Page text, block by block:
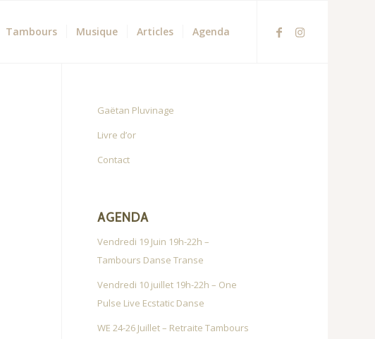
Tambours Musique Articles Agenda
Gaëtan Pluvinage
Livre d’or
Contact
AGENDA
Vendredi 19 Juin 19h-22h –
Tambours Danse Transe
Vendredi 10 juillet 19h-22h – One
Pulse Live Ecstatic Danse
WE 24-26 Juillet – Retraite Tambours